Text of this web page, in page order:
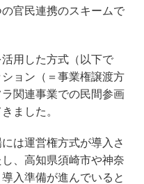
官民連携のスキームで
用した方式（以下で
ョン（＝事業権譲渡方
関連事業での民間参画
ました。
は運営権方式が導入さ
、高知県須崎市や神奈
入準備が進んでいると